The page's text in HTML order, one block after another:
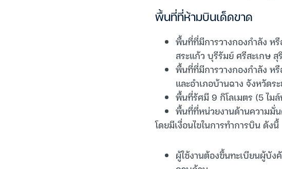
พื้นที่ที่ห้ามบินเด็ดขาด
พื้นที่ที่มีการวางกองกำลัง ห
สระแก้ว บุรีรัมย์ ศรีสะเกษ
พื้นที่ที่มีการวางกองกำลัง ห
และอำเภอบ้านฉาง จังหวัดร
พื้นที่รัศมี 9 กิโลเมตร (5 ไม
พื้นที่ที่หน่วยงานด้านความมั่น
โดยมีเงื่อนไขในการทำการบิน ดังนี้
ผู้ใช้งานต้องขึ้นทะเบียนผู้บัง